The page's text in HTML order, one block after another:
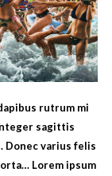
rutrum mi
sagittis
Donec varius felis
Lorem ipsum